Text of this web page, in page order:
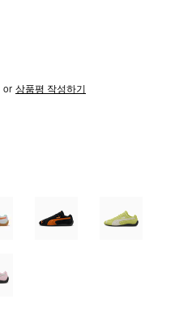
or 상품평 작성하기